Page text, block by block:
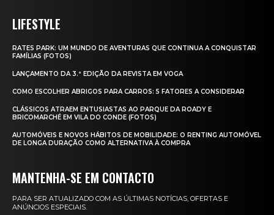
LIFESTYLE
RATES PARK: UM MUNDO DE AVENTURAS QUE CONTINUA A CONQUISTAR
FAMÍLIAS (FOTOS)
LANÇAMENTO DA 3.ª EDIÇÃO DA REVISTA EM VOGA
COMO ESCOLHER ABRIGOS PARA CARROS: 5 FATORES A CONSIDERAR
CLÁSSICOS ATRAEM ENTUSIASTAS AO PARQUE DA ROADY E
BRICOMARCHÉ EM VILA DO CONDE (FOTOS)
AUTOMÓVEIS E NOVOS HÁBITOS DE MOBILIDADE: O RENTING AUTOMÓVEL
DE LONGA DURAÇÃO COMO ALTERNATIVA À COMPRA
MANTENHA-SE EM CONTACTO
PARA SER ATUALIZADO COM AS ÚLTIMAS NOTÍCIAS, OFERTAS E
ANÚNCIOS ESPECIAIS.